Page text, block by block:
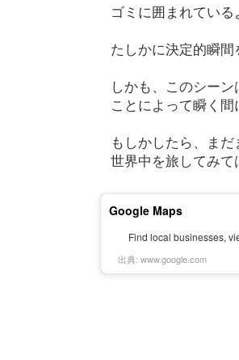
ゴミに囲まれてい
たしかに決定的瞬
しかも、このシー
ことによって瞬く間
もしかしたら、ま
世界中を旅してみ
Google Maps
Find local businesses,
出典: www.google.com